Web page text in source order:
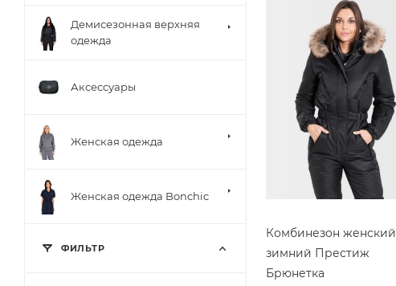
Комбинезон женский
зимний Престиж
Брюнетка
Демисезонная верхняя
одежда
Аксессуары
Женская одежда
Женская одежда Bonchic
ФИЛЬТР